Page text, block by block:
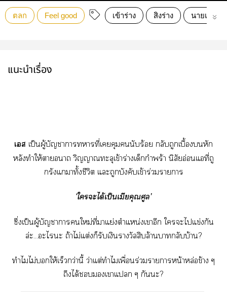
ตลก Feel good เข้าร่าง สิงร่าง นายเอกเก่ง
แนะนำเรื่อง
เส เป็นผู้บัญชาาาที่เคุมนับร้อย กลับถูกเบื้องบนหัก
หลังทำให้าา วิญญาณทะลุเข้าร่างเด็กกำพร้า นิสัยอ่อนแอที่ถู
กรังแาทั้งชีวิต แะถูกบังคับเข้าร่วมาา
‘ใะได้เป็นเมียคุณศูล’
ซึ่งเป็นผู้บัญชาาใหม่ที่าแย่งตำแหน่งเาอีก ใะไแข่งกัน
ล่ะ...ะไะ ถ้าไม่แต่งก็รับเงินรางวัลสิบล้านากลับบ้าน?
ทำไมไม่ให้เร็วกว่านี้ ว่าแต่ทำไมเพื่อนร่วมาาหน้าหล่อข้าง ๆ
ถึงได้เาแ ๆ กันะ?